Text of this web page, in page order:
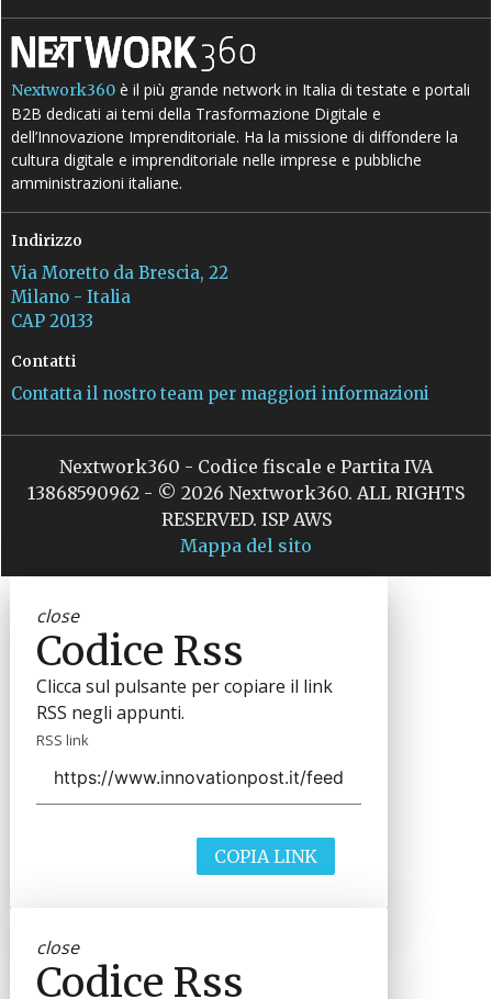
Nextwork360 è il più grande network in Italia di testate e portali
B2B dedicati ai temi della Trasformazione Digitale e
dell’Innovazione Imprenditoriale. Ha la missione di diffondere la
cultura digitale e imprenditoriale nelle imprese e pubbliche
amministrazioni italiane.
Indirizzo
Via Moretto da Brescia, 22
Milano - Italia
CAP 20133
Contatti
Contatta il nostro team per maggiori informazioni
Nextwork360 - Codice fiscale e Partita IVA
13868590962 - © 2026 Nextwork360. ALL RIGHTS
RESERVED. ISP AWS
Mappa del sito
close
Codice Rss
Clicca sul pulsante per copiare il link
RSS negli appunti.
RSS link
COPIA LINK
close
Codice Rss